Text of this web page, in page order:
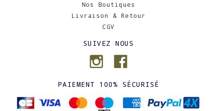
Nos Boutiques
Livraison & Retour
CGV
SUIVEZ NOUS
PAIEMENT 100% SÉCURISÉ